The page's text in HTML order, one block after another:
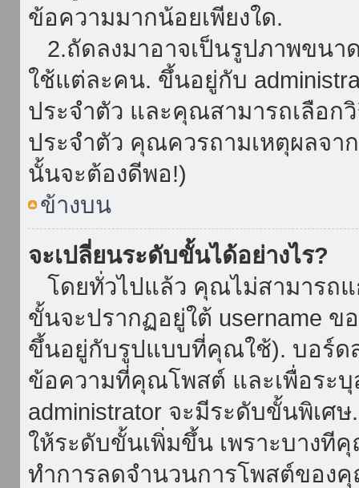
ข้อความมากน้อยเพียงใด.
2.ถัดลงมาอาจเป็นรูปภาพขนา
ใช้แต่ละคน. ขึ้นอยู่กับ
ประจำตัว และคุณสามารถเลือก
ประจำตัว คุณควรถามเหตุผลจา
นั้นจะต้องดีพอ!)
ข้างบน
จะเปลี่ยนระดับขั้นได้อย่างไร?
โดยทั่วไปแล้ว คุณไม่สามารถ
ขั้นจะปรากฏอยู่ใต้ username
ขึ้นอยู่กับรูปแบบที่คุณใช้). บอร์ด
ข้อความที่คุณโพสต์ และเพื่อระบุ
administrator จะมีระดับขั้นพิเศ
ให้ระดับขั้นเพิ่มขึ้น เพราะบางที
ทำการลดจำนวนการโพสต์ของ